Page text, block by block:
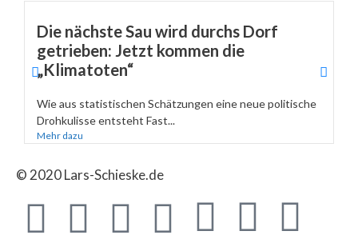
Die nächste Sau wird durchs Dorf
getrieben: Jetzt kommen die
„Klimatoten“
Wie aus statistischen Schätzungen eine neue politische
Drohkulisse entsteht Fast...
Mehr dazu
© 2020 Lars-Schieske.de